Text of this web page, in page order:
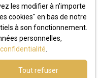
les modifier à n'importe
cookies″ en bas de notre
à son fonctionnement.
personnelles,
Tout refuser